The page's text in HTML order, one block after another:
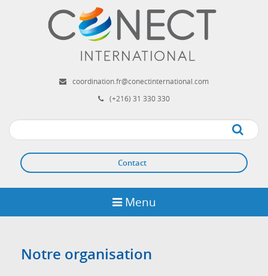
coordination.fr@conectinternational.com
(+216) 31 330 330
Apply
Contact
Menu
Notre organisation